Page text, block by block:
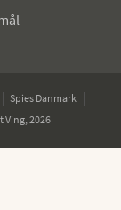
Spies Danmark
Ving, 2026